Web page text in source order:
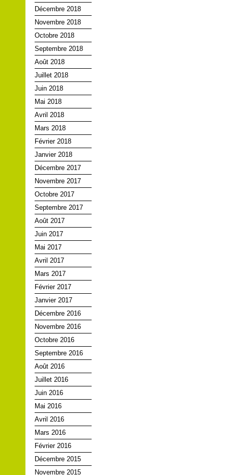
Décembre 2018
Novembre 2018
Octobre 2018
Septembre 2018
Août 2018
Juillet 2018
Juin 2018
Mai 2018
Avril 2018
Mars 2018
Février 2018
Janvier 2018
Décembre 2017
Novembre 2017
Octobre 2017
Septembre 2017
Août 2017
Juin 2017
Mai 2017
Avril 2017
Mars 2017
Février 2017
Janvier 2017
Décembre 2016
Novembre 2016
Octobre 2016
Septembre 2016
Août 2016
Juillet 2016
Juin 2016
Mai 2016
Avril 2016
Mars 2016
Février 2016
Décembre 2015
Novembre 2015